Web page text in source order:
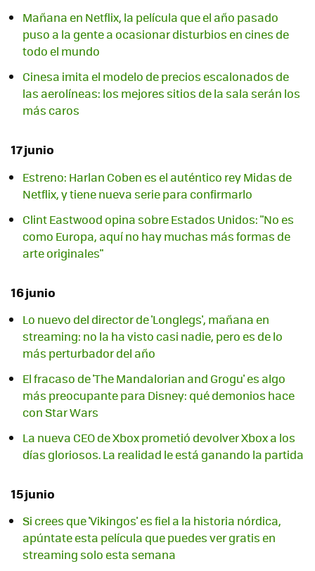
Mañana en Netflix, la película que el año pasado
puso a la gente a ocasionar disturbios en cines de
todo el mundo
Cinesa imita el modelo de precios escalonados de
las aerolíneas: los mejores sitios de la sala serán los
más caros
17 junio
Estreno: Harlan Coben es el auténtico rey Midas de
Netflix, y tiene nueva serie para confirmarlo
Clint Eastwood opina sobre Estados Unidos: "No es
como Europa, aquí no hay muchas más formas de
arte originales"
16 junio
Lo nuevo del director de 'Longlegs', mañana en
streaming: no la ha visto casi nadie, pero es de lo
más perturbador del año
El fracaso de 'The Mandalorian and Grogu' es algo
más preocupante para Disney: qué demonios hace
con Star Wars
La nueva CEO de Xbox prometió devolver Xbox a los
días gloriosos. La realidad le está ganando la partida
15 junio
Si crees que 'Vikingos' es fiel a la historia nórdica,
apúntate esta película que puedes ver gratis en
streaming solo esta semana